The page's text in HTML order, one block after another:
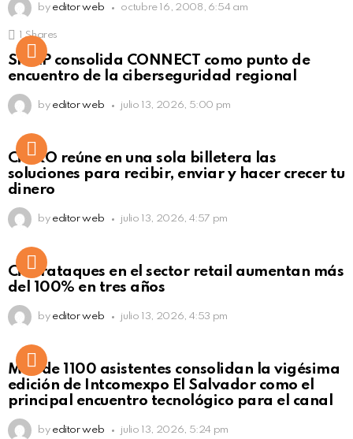
by editor web octubre 16, 2008, 6:54 am
Click to view this post
Shares
SISAP consolida CONNECT como punto de
encuentro de la ciberseguridad regional
by editor web julio 13, 2026, 5:00 pm
Not Safe For Work
Click to view this post
CiNKO reúne en una sola billetera las
soluciones para recibir, enviar y hacer crecer tu
dinero
by editor web julio 13, 2026, 4:57 pm
Ciberataques en el sector retail aumentan más
del 100% en tres años
by editor web julio 13, 2026, 4:53 pm
Más de 1100 asistentes consolidan la vigésima
edición de Intcomexpo El Salvador como el
principal encuentro tecnológico para el canal
by editor web julio 13, 2026, 5:24 pm